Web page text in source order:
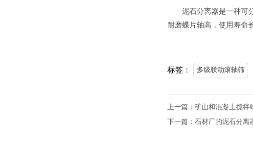
泥石分离器是一种可
耐磨蝶片轴高，使用寿命
标签： 多级联动滚轴筛
上一篇： 矿山和混凝土搅拌
下一篇： 石材厂的泥石分